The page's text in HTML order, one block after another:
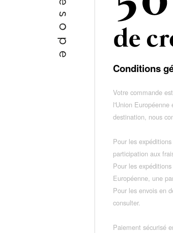
Conditions
Votre commande
l'Union
destination, nous
Pour les
participation aux
Pour les
Européenne, une
Pour les envois en
consulter.
Paiement sécurisé